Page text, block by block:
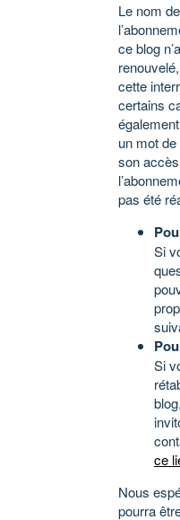
Le nom
ce blog
cette
certains
un mot
son
pas été
Si
Si
ce
Nous
pourra